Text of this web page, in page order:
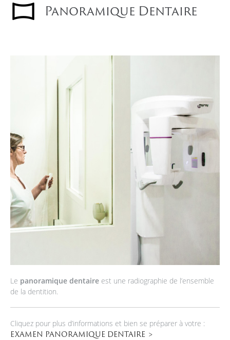
Panoramique Dentaire
Le panoramique dentaire est une radiographie de l’ensemble
de la dentition.
Cliquez pour plus d’informations et bien se préparer à votre :
EXAMEN PANORAMIQUE DENTAIRE